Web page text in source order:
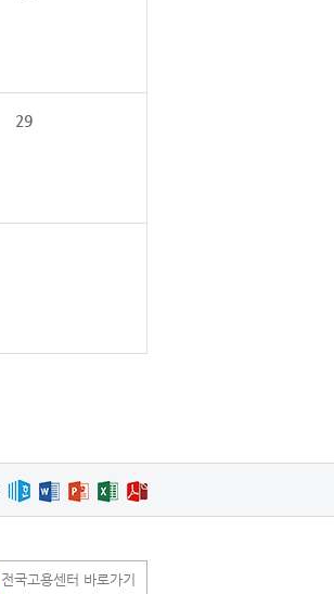
29
전국고용센터 바로가기